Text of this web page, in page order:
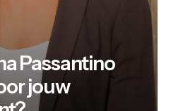
Passantino
jouw